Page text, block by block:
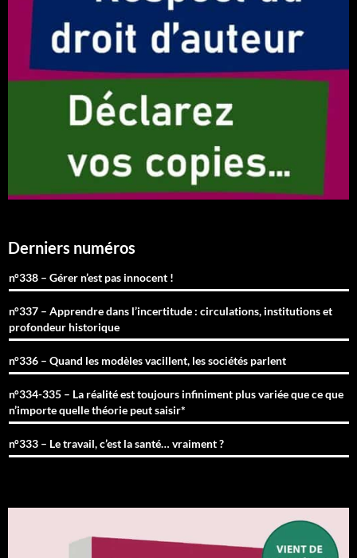
Derniers numéros
n°338 – Gérer n’est pas innocent !
n°337 – Apprendre dans l’incertitude : circulations, institutions et
profondeur historique
n°336 – Quand les modèles vacillent, les sociétés parlent
n°334-335 – La réalité est toujours infiniment plus variée que ce que
n’importe quelle théorie peut saisir*
n°333 – Le travail, c’est la santé… vraiment ?